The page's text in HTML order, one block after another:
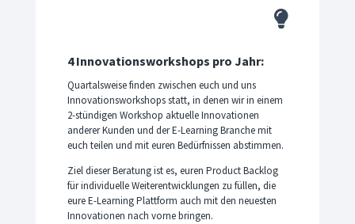

4 Innovationsworkshops pro Jahr:
Quartalsweise finden zwischen euch und uns
Innovationsworkshops statt, in denen wir in einem
2-stündigen Workshop aktuelle Innovationen
anderer Kunden und der E-Learning Branche mit
euch teilen und mit euren Bedürfnissen abstimmen.
Ziel dieser Beratung ist es, euren Product Backlog
für individuelle Weiterentwicklungen zu füllen, die
eure E-Learning Plattform auch mit den neuesten
Innovationen nach vorne bringen.